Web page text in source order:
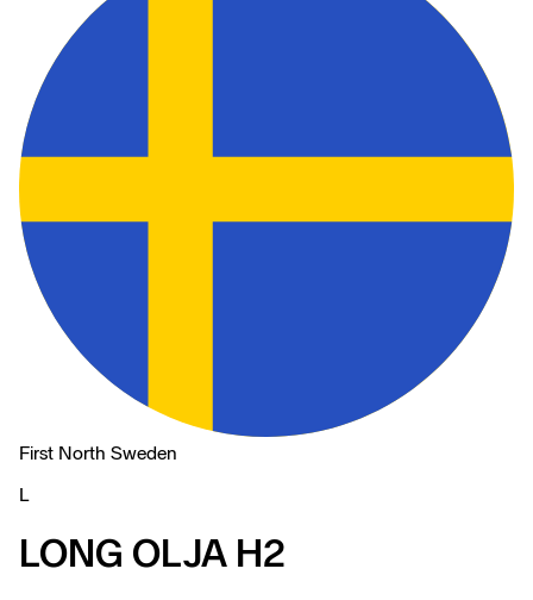
First North Sweden
L
LONG OLJA H2